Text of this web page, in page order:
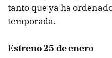
tanto que ya ha
temporada.
Estreno 25 de enero